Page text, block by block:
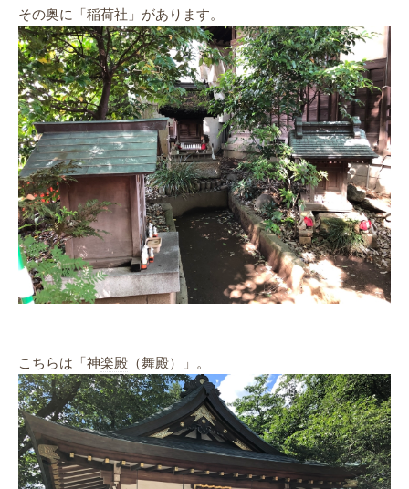
その奥に「稲荷社」があります。
こちらは「神楽殿 （舞殿）」。